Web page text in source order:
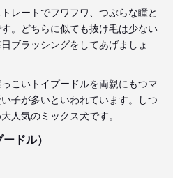
レートでフワフワ、つぶらな瞳と
。どちらに似ても抜け毛は少ない
ブラッシングをしてあげましょ
こいトイプードルを両親にもつマ
子が多いといわれています。しつ
人気のミックス犬です。
ドル）